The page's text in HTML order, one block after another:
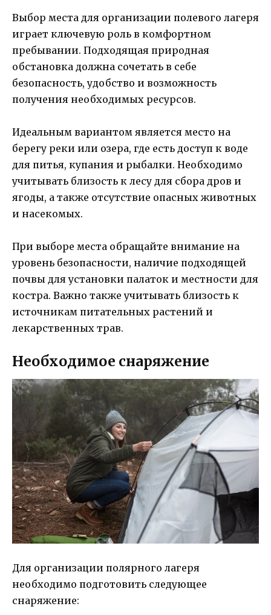
Выбор места для организации полевого лагеря
играет ключевую роль в комфортном
пребывании. Подходящая природная
обстановка должна сочетать в себе
безопасность, удобство и возможность
получения необходимых ресурсов.
Идеальным вариантом является место на
берегу реки или озера, где есть доступ к воде
для питья, купания и рыбалки. Необходимо
учитывать близость к лесу для сбора дров и
ягоды, а также отсутствие опасных животных
и насекомых.
При выборе места обращайте внимание на
уровень безопасности, наличие подходящей
почвы для установки палаток и местности для
костра. Важно также учитывать близость к
источникам питательных растений и
лекарственных трав.
Необходимое снаряжение
Для организации полярного лагеря
необходимо подготовить следующее
снаряжение: